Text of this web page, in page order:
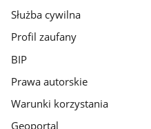
Służba cywilna
Profil zaufany
BIP
Prawa autorskie
Warunki korzystania
Geoportal